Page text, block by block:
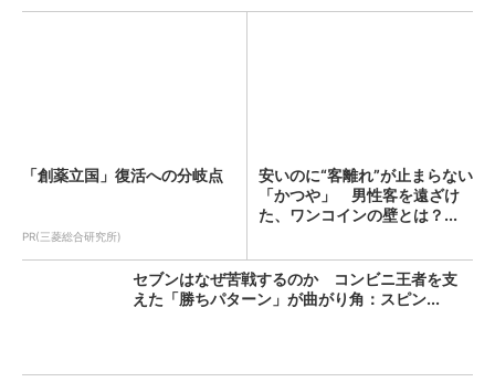
「創薬立国」復活への分岐点
PR(三菱総合研究所)
安いのに“客離れ”が止まらない
「かつや」 男性客を遠ざけ
た、ワンコインの壁とは？...
セブンはなぜ苦戦するのか コンビニ王者を支
えた「勝ちパターン」が曲がり角：スピン...